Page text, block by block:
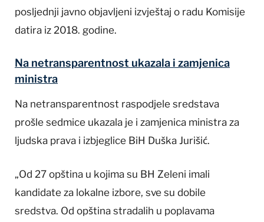
posljednji javno objavljeni izvještaj o radu Komisije
datira iz 2018. godine.
Na netransparentnost ukazala i zamjenica
ministra
Na netransparentnost raspodjele sredstava
prošle sedmice ukazala je i zamjenica ministra za
ljudska prava i izbjeglice BiH Duška Jurišić.
„Od 27 opština u kojima su BH Zeleni imali
kandidate za lokalne izbore, sve su dobile
sredstva. Od opština stradalih u poplavama